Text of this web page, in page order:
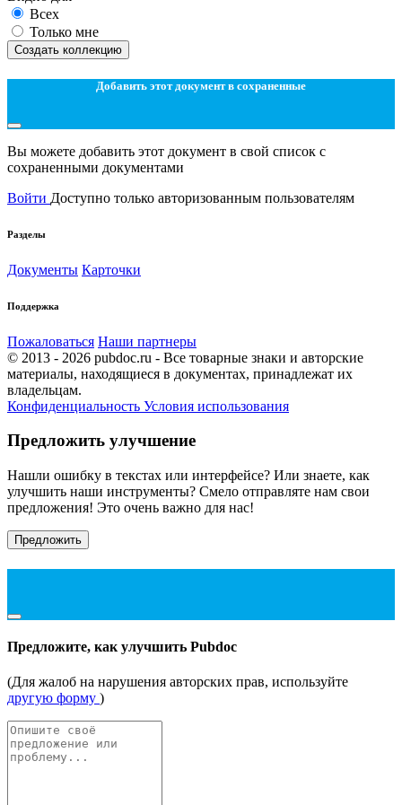
Всех
Только мне
Создать коллекцию
Добавить этот документ в сохраненные
Вы можете добавить этот документ в свой список с
сохраненными документами
Войти Доступно только авторизованным пользователям
Разделы
Документы Карточки
Поддержка
Пожаловаться Наши партнеры
© 2013 - 2026 pubdoc.ru - Все товарные знаки и авторские
материалы, находящиеся в документах, принадлежат их
владельцам.
Конфиденциальность Условия использования
Предложить улучшение
Нашли ошибку в текстах или интерфейсе? Или знаете, как
улучшить наши инструменты? Смело отправляте нам свои
предложения! Это очень важно для нас!
Предложить
Предложите, как улучшить Pubdoc
(Для жалоб на нарушения авторских прав, используйте
другую форму )